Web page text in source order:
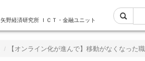
矢野経済研究所 ＩＣＴ・金融ユニット
【オンライン化が進んで】移動がなくなった